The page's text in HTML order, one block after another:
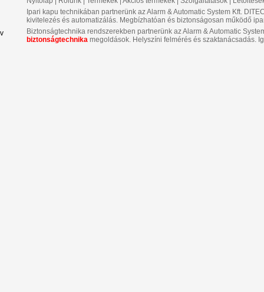
Ipari kapu technikában partnerünk az Alarm & Automatic System Kft.
kivitelezés és automatizálás. Megbízhatóan és biztonságosan működő
Biztonságtechnika rendszerekben partnerünk az Alarm & Automatic
biztonságtechnika megoldások. Helyszíni felmérés és szaktanácsadás.
v